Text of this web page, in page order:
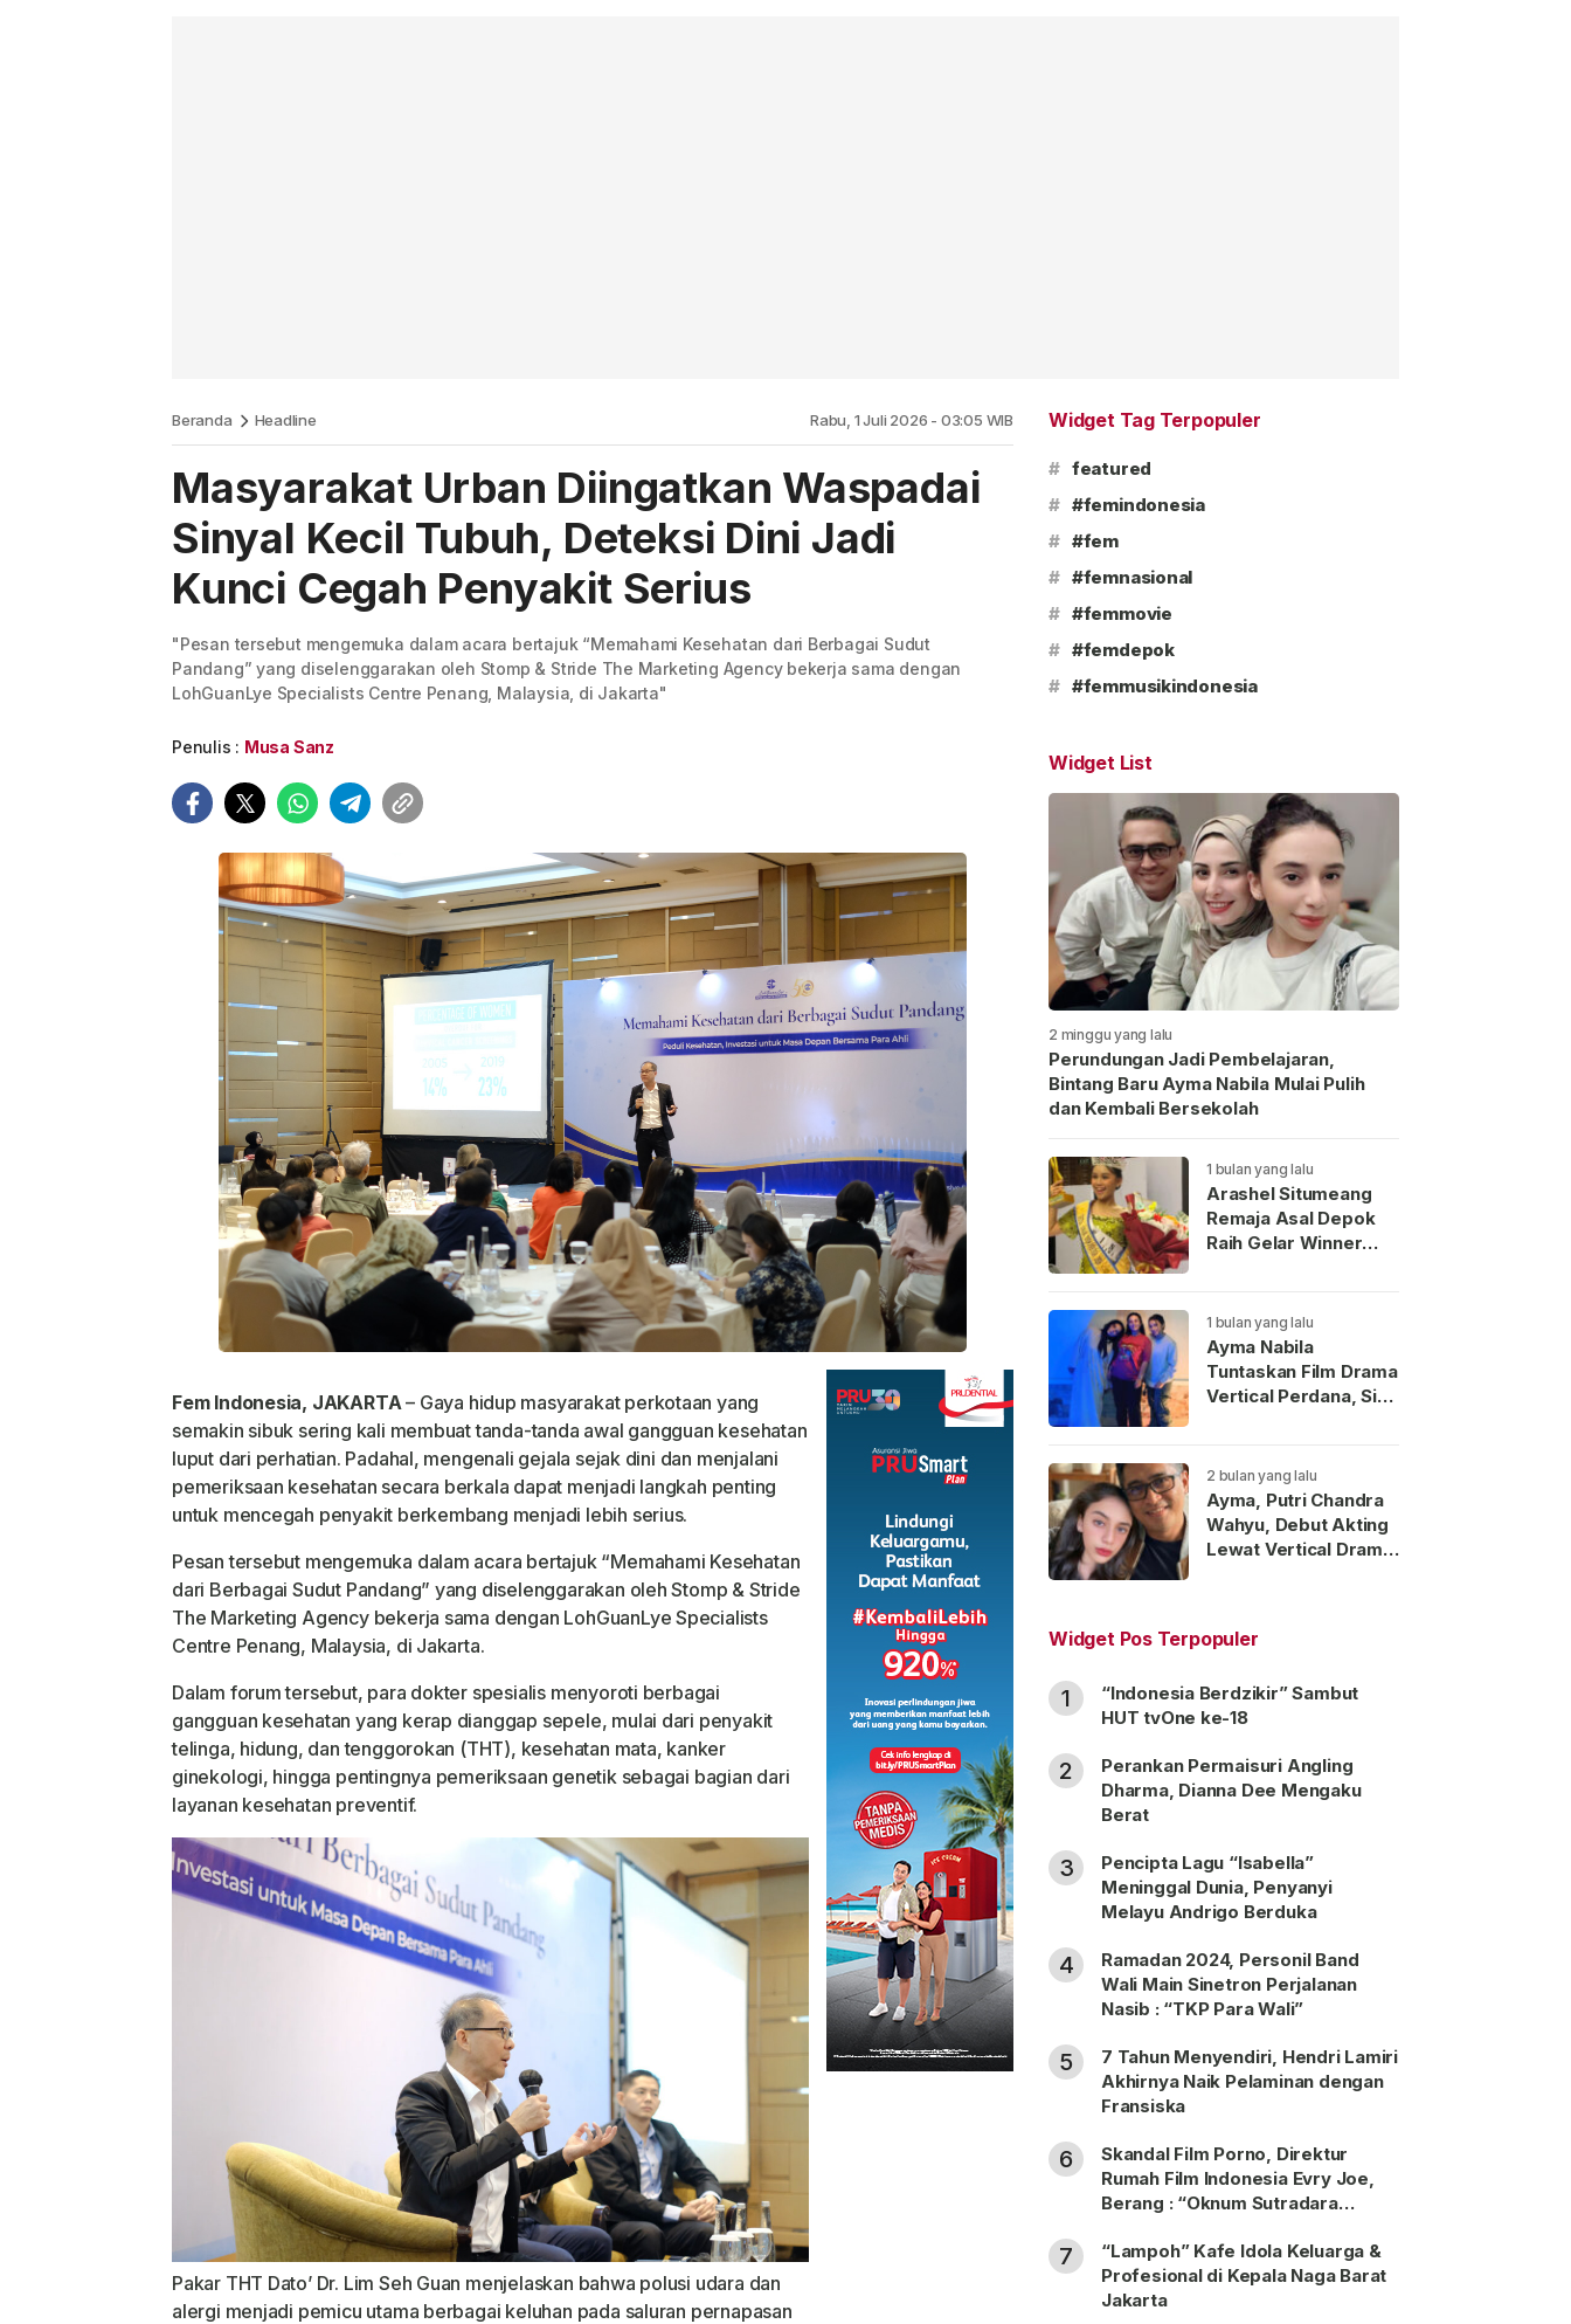
Beranda Headline Rabu, 1 Juli 2026 - 03:05 WIB
Masyarakat Urban Diingatkan Waspadai
Sinyal Kecil Tubuh, Deteksi Dini Jadi
Kunci Cegah Penyakit Serius
"Pesan tersebut mengemuka dalam acara bertajuk “Memahami Kesehatan dari Berbagai Sudut
Pandang” yang diselenggarakan oleh Stomp & Stride The Marketing Agency bekerja sama dengan
LohGuanLye Specialists Centre Penang, Malaysia, di Jakarta"
Penulis : Musa Sanz
Fem Indonesia, JAKARTA – Gaya hidup masyarakat perkotaan yang
semakin sibuk sering kali membuat tanda-tanda awal gangguan kesehatan
luput dari perhatian. Padahal, mengenali gejala sejak dini dan menjalani
pemeriksaan kesehatan secara berkala dapat menjadi langkah penting
untuk mencegah penyakit berkembang menjadi lebih serius.
Pesan tersebut mengemuka dalam acara bertajuk “Memahami Kesehatan
dari Berbagai Sudut Pandang” yang diselenggarakan oleh Stomp & Stride
The Marketing Agency bekerja sama dengan LohGuanLye Specialists
Centre Penang, Malaysia, di Jakarta.
Dalam forum tersebut, para dokter spesialis menyoroti berbagai
gangguan kesehatan yang kerap dianggap sepele, mulai dari penyakit
telinga, hidung, dan tenggorokan (THT), kesehatan mata, kanker
ginekologi, hingga pentingnya pemeriksaan genetik sebagai bagian dari
layanan kesehatan preventif.
Pakar THT Dato’ Dr. Lim Seh Guan menjelaskan bahwa polusi udara dan
alergi menjadi pemicu utama berbagai keluhan pada saluran pernapasan
Widget Tag Terpopuler
# featured
# #femindonesia
# #fem
# #femnasional
# #femmovie
# #femdepok
# #femmusikindonesia
Widget List
2 minggu yang lalu
Perundungan Jadi Pembelajaran,
Bintang Baru Ayma Nabila Mulai Pulih
dan Kembali Bersekolah
1 bulan yang lalu
Arashel Situmeang
Remaja Asal Depok
Raih Gelar Winner
1 bulan yang lalu
Ayma Nabila
Tuntaskan Film Drama
Vertical Perdana, Siap
Indonesia
2 bulan yang lalu
Ayma, Putri Chandra
Wahyu, Debut Akting
Lewat Vertical Drama
Widget Pos Terpopuler
1
“Indonesia Berdzikir” Sambut
HUT tvOne ke-18
2
Perankan Permaisuri Angling
Dharma, Dianna Dee Mengaku
Berat
3
Pencipta Lagu “Isabella”
Meninggal Dunia, Penyanyi
Melayu Andrigo Berduka
4
Ramadan 2024, Personil Band
Wali Main Sinetron Perjalanan
Nasib : “TKP Para Wali”
5
7 Tahun Menyendiri, Hendri Lamiri
Akhirnya Naik Pelaminan dengan
Fransiska
6
Skandal Film Porno, Direktur
Rumah Film Indonesia Evry Joe,
Berang : “Oknum Sutradara
7
“Lampoh” Kafe Idola Keluarga &
Profesional di Kepala Naga Barat
Jakarta